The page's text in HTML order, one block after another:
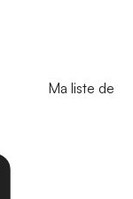
Ma liste de